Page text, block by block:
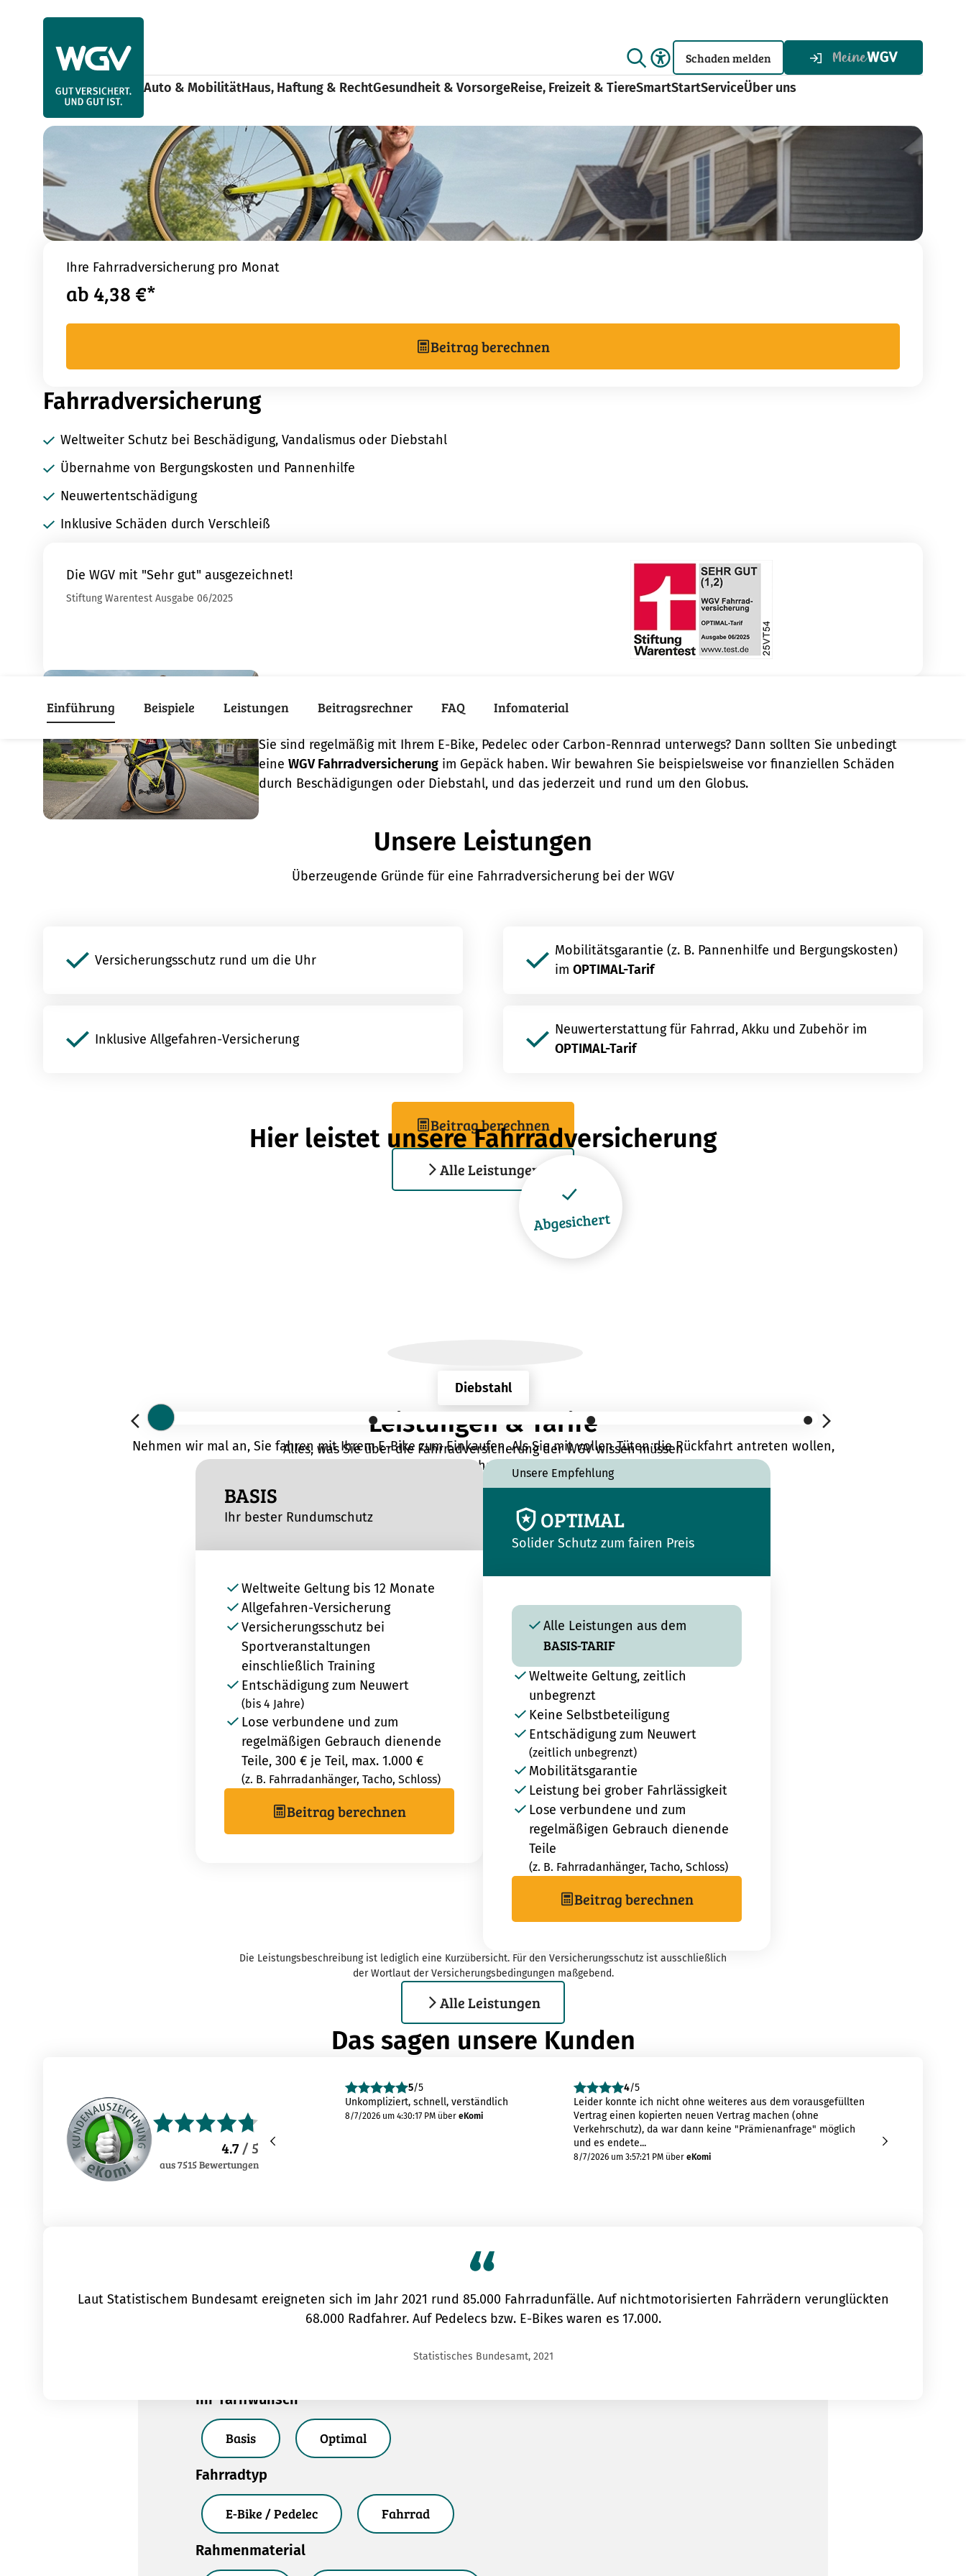
Schaden melden
Auto & MobilitätHaus, Haftung & RechtGesundheit & VorsorgeReise, Freizeit & TiereSmartStartServiceÜber uns
Home
Auto & Mobilität Fahrzeuge Fahrrad
Ihre Fahrradversicherung pro Monat
ab 4,38 €*
Beitrag berechnen
Fahrradversicherung
Weltweiter Schutz bei Beschädigung, Vandalismus oder Diebstahl
Übernahme von Bergungskosten und Pannenhilfe
Neuwertentschädigung
Inklusive Schäden durch Verschleiß
Die WGV mit "Sehr gut" ausgezeichnet!
Stiftung Warentest Ausgabe 06/2025
Einführung Beispiele Leistungen Beitragsrechner FAQ Infomaterial
Das spricht für eine Fahrradversicherung
Sie sind regelmäßig mit Ihrem E-Bike, Pedelec oder Carbon-Rennrad unterwegs? Dann sollten Sie unbedingt
eine WGV Fahrradversicherung im Gepäck haben. Wir bewahren Sie beispielsweise vor finanziellen Schäden
durch Beschädigungen oder Diebstahl, und das jederzeit und rund um den Globus.
Unsere Leistungen
Überzeugende Gründe für eine Fahrradversicherung bei der WGV
Versicherungsschutz rund um die Uhr
Inklusive Allgefahren-Versicherung
Mobilitätsgarantie (z. B. Pannenhilfe und Bergungskosten)
im OPTIMAL-Tarif
Neuwerterstattung für Fahrrad, Akku und Zubehör im
OPTIMAL-Tarif
Beitrag berechnen
Alle Leistungen
Hier leistet unsere Fahrradversicherung
Abgesichert
Diebstahl
Diebstahl
Nehmen wir mal an, Sie fahren mit Ihrem E-Bike zum Einkaufen. Als Sie mit vollen Tüten die Rückfahrt antreten wollen,
ist Ihr Fahrrad weg.
Leistungen & Tarife
Alles, was Sie über die Fahrradversicherung der WGV wissen müssen
BASIS
Ihr bester Rundumschutz
Weltweite Geltung bis 12 Monate
Allgefahren-Versicherung
Versicherungsschutz bei
Sportveranstaltungen
einschließlich Training
Entschädigung zum Neuwert
(bis 4 Jahre)
Lose verbundene und zum
regelmäßigen Gebrauch dienende
Teile, 300 € je Teil, max. 1.000 €
(z. B. Fahrradanhänger, Tacho, Schloss)
Beitrag berechnen
Unsere Empfehlung
OPTIMAL
Solider Schutz zum fairen Preis
Alle Leistungen aus dem
BASIS-TARIF
Weltweite Geltung, zeitlich
unbegrenzt
Keine Selbstbeteiligung
Entschädigung zum Neuwert
(zeitlich unbegrenzt)
Mobilitätsgarantie
Leistung bei grober Fahrlässigkeit
Lose verbundene und zum
regelmäßigen Gebrauch dienende
Teile
(z. B. Fahrradanhänger, Tacho, Schloss)
Beitrag berechnen
Die Leistungsbeschreibung ist lediglich eine Kurzübersicht. Für den Versicherungsschutz ist ausschließlich
der Wortlaut der Versicherungsbedingungen maßgebend.
Alle Leistungen
Das sagen unsere Kunden
4.7 / 5
aus7515Bewertungen
5/5
Unkompliziert, schnell, verständlich
8/7/2026 um 4:30:17 PM übereKomi
4/5
Leider konnte ich nicht ohne weiteres aus dem vorausgefüllten
Vertrag einen kopierten neuen Vertrag machen (ohne
Verkehrschutz), da war dann keine "Prämienanfrage" möglich
und es endete...
8/7/2026 um 3:57:21 PM über eKomi
Laut Statistischem Bundesamt ereigneten sich im Jahr 2021 rund 85.000 Fahrradunfälle. Auf nichtmotorisierten Fahrrädern verunglückten
68.000 Radfahrer. Auf Pedelecs bzw. E-Bikes waren es 17.000.
Statistisches Bundesamt, 2021
Ihr Tarifwunsch
Basis Optimal
Fahrradtyp
E-Bike / Pedelec Fahrrad
Rahmenmaterial